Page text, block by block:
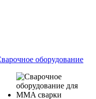
оборудование